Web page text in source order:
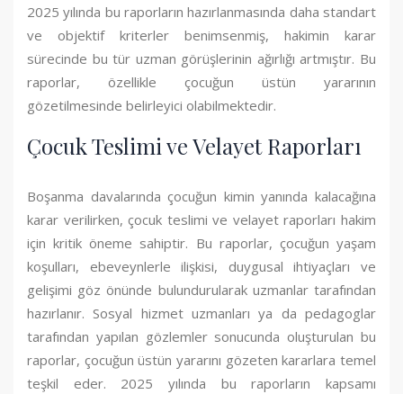
2025 yılında bu raporların hazırlanmasında daha standart
ve objektif kriterler benimsenmiş, hakimin karar
sürecinde bu tür uzman görüşlerinin ağırlığı artmıştır. Bu
raporlar, özellikle çocuğun üstün yararının
gözetilmesinde belirleyici olabilmektedir.
Çocuk Teslimi ve Velayet Raporları
Boşanma davalarında çocuğun kimin yanında kalacağına
karar verilirken, çocuk teslimi ve velayet raporları hakim
için kritik öneme sahiptir. Bu raporlar, çocuğun yaşam
koşulları, ebeveynlerle ilişkisi, duygusal ihtiyaçları ve
gelişimi göz önünde bulundurularak uzmanlar tarafından
hazırlanır. Sosyal hizmet uzmanları ya da pedagoglar
tarafından yapılan gözlemler sonucunda oluşturulan bu
raporlar, çocuğun üstün yararını gözeten kararlara temel
teşkil eder. 2025 yılında bu raporların kapsamı